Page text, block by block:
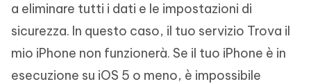
a eliminare tutti i dati e le impostazioni di
sicurezza. In questo caso, il tuo servizio Trova il
mio iPhone non funzionerà. Se il tuo iPhone è in
esecuzione su iOS 5 o meno, è impossibile